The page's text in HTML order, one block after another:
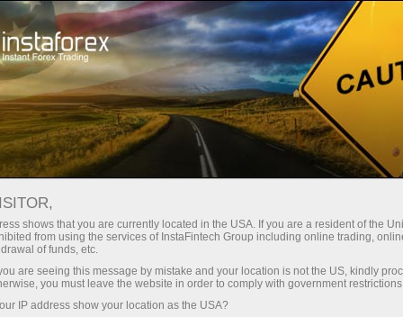
Para Operadores Noticias Forex por InstaForex
EL DÓLAR ESTADOUNIDENSE HA
COMENZADO EL AÑO CON
OPTIMISMO
shows that you are currently located in the USA. If you are a resident of the
from using the services of InstaFintech Group including online trading,
of funds, etc.
are seeing this message by mistake and your location is not the US, kindly
you must leave the website in order to comply with government
IP address show your location as the USA?